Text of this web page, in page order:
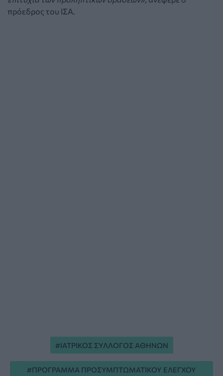
πρόεδρος του ΙΣΑ.
ΙΑΤΡΙΚΟΣ ΣΥΛΛΟΓΟΣ ΑΘΗΝΩΝ
ΠΡΟΓΡΑΜΜΑ ΠΡΟΣΥΜΠΤΩΜΑΤΙΚΟΥ ΕΛΕΓΧΟΥ